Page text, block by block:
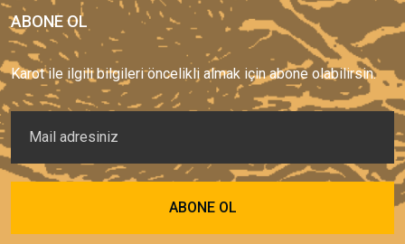
ABONE OL
Karot ile ilgili bilgileri öncelikli almak için abone olabilirsin.